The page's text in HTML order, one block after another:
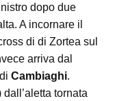
dopo due
A incornare il
di di Zortea sul
arriva dal
Cambiaghi.
dall’aletta tornata